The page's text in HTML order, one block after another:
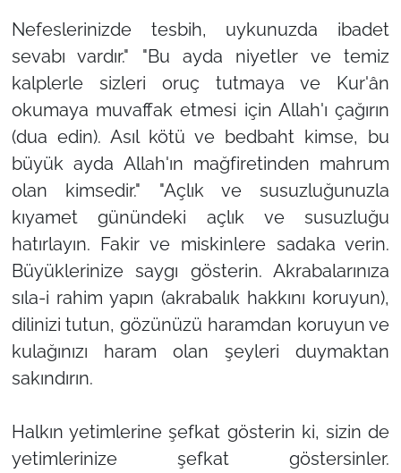
Nefeslerinizde tesbih, uykunuzda ibadet
sevabı vardır." "Bu ayda niyetler ve temiz
kalplerle sizleri oruç tutmaya ve Kur'ân
okumaya muvaffak etmesi için Allah'ı çağırın
(dua edin). Asıl kötü ve bedbaht kimse, bu
büyük ayda Allah'ın mağfiretinden mahrum
olan kimsedir." "Açlık ve susuzluğunuzla
kıyamet günündeki açlık ve susuzluğu
hatırlayın. Fakir ve miskinlere sadaka verin.
Büyüklerinize saygı gösterin. Akrabalarınıza
sıla-i rahim yapın (akrabalık hakkını koruyun),
dilinizi tutun, gözünüzü haramdan koruyun ve
kulağınızı haram olan şeyleri duymaktan
sakındırın.
Halkın yetimlerine şefkat gösterin ki, sizin de
yetimlerinize şefkat göstersinler.